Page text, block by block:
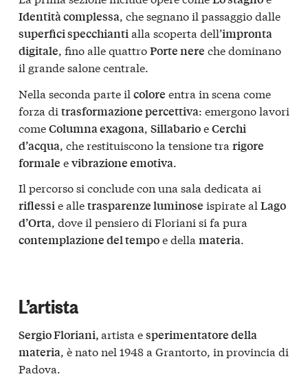
Identità complessa, che segnano il passaggio dalle
superfici specchiantialla scoperta dell’impronta
digitale, fino alle quattroPorte nere che dominano
il grande salone centrale.
Nella seconda parte il colore entra in scena come
forza di trasformazione percettiva: emergono lavori
comeColumna exagona, SillabarioeCerchi
d’acqua, che restituiscono la tensione tra rigore
formale evibrazione emotiva.
Il percorso si conclude con una sala dedicata ai
riflessie alletrasparenze luminose ispirate al Lago
d’Orta, dove il pensiero di Floriani si fa pura
contemplazione del tempoe della materia.
L’artista
Sergio Floriani,artista esperimentatore della
materia, è nato nel 1948 a Grantorto, in provincia di
Padova.